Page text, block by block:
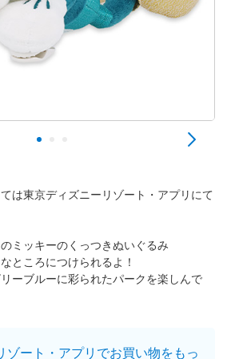
は東京ディズニーリゾート・アプリにて
ミッキーのくっつきぬいぐるみ
ところにつけられるよ！
ーブルーに彩られたパークを楽しんで
ゾート・アプリでお買い物をもっ